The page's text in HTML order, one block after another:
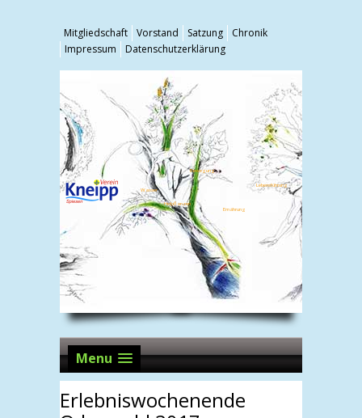
Mitgliedschaft Vorstand Satzung
Chronik
Impressum
Datenschutzerklärung
Wasser
Heilpflanzen
Bewegung
Ernährung
Lebensführung
Menu
Erlebniswochenende